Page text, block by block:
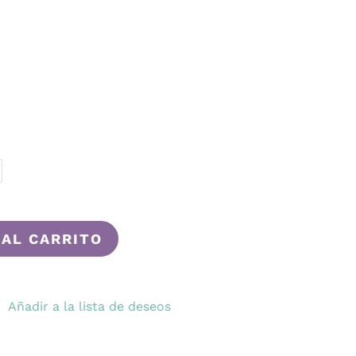
CARRITO
Añadir a la lista de deseos